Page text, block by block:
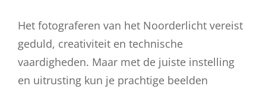
Het fotograferen van het Noorderlicht vereist
geduld, creativiteit en technische
vaardigheden. Maar met de juiste instelling
en uitrusting kun je prachtige beelden